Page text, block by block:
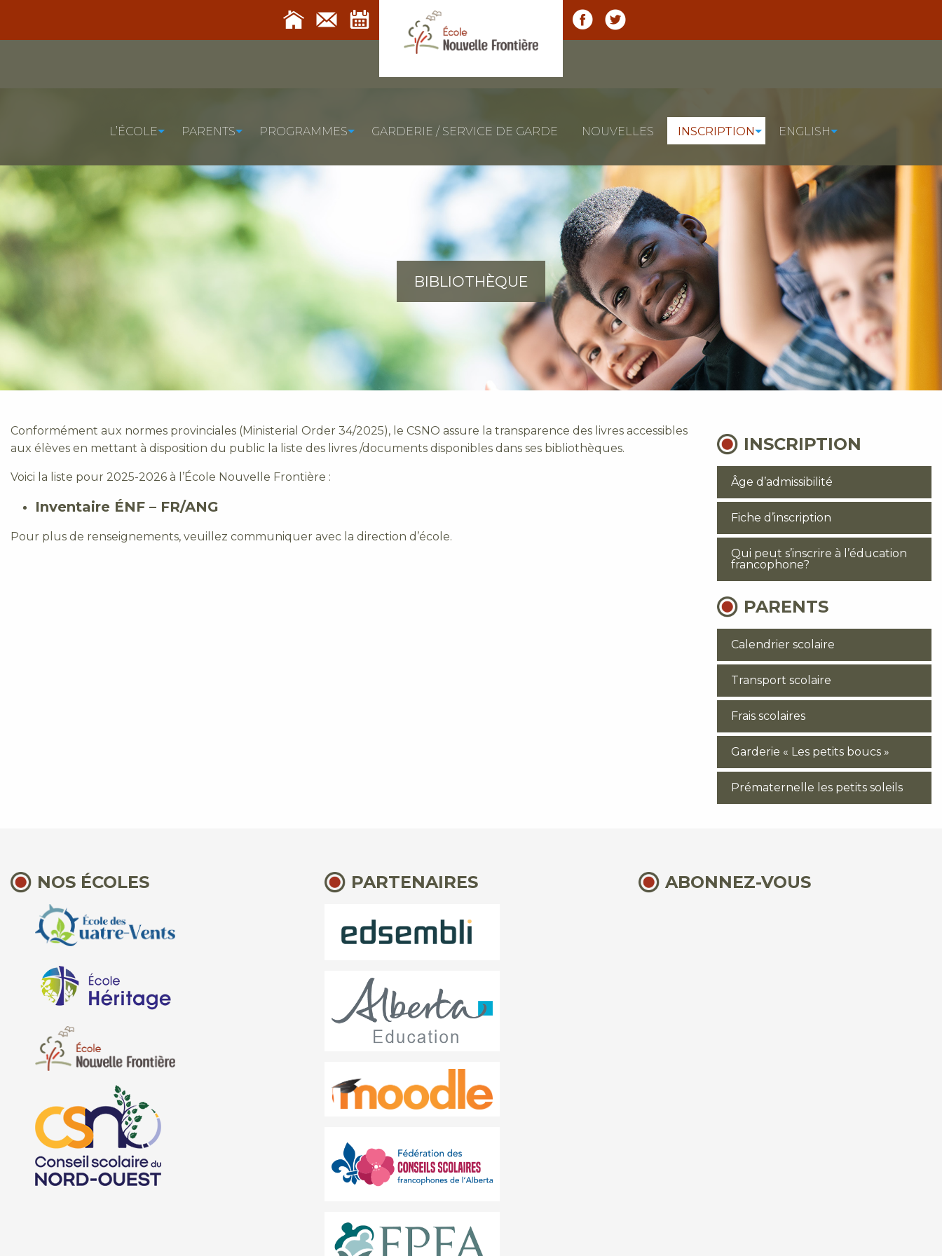
L’ÉCOLE PARENTS PROGRAMMES GARDERIE / SERVICE DE GARDE NOUVELLES INSCRIPTION ENGLISH
BIBLIOTHÈQUE
Conformément aux normes provinciales (Ministerial Order 34/2025), le CSNO assure la transparence des livres accessibles
aux élèves en mettant à disposition du public la liste des livres /documents disponibles dans ses bibliothèques.
Voici la liste pour 2025-2026 à l’École Nouvelle Frontière :
Inventaire ÉNF – FR/ANG
Pour plus de renseignements, veuillez communiquer avec la direction d’école.
INSCRIPTION
Âge d’admissibilité
Fiche d’inscription
Qui peut s’inscrire à l’éducation
francophone?
PARENTS
Calendrier scolaire
Transport scolaire
Frais scolaires
Garderie « Les petits boucs »
Prématernelle les petits soleils
NOS ÉCOLES PARTENAIRES ABONNEZ-VOUS